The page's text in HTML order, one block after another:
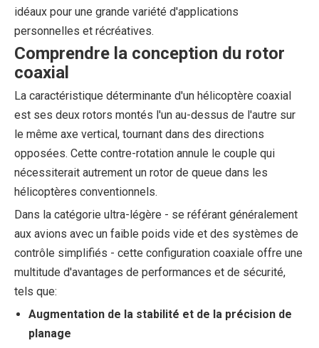
idéaux pour une grande variété d'applications
personnelles et récréatives.
Comprendre la conception du rotor
coaxial
La caractéristique déterminante d'un hélicoptère coaxial
est ses deux rotors montés l'un au-dessus de l'autre sur
le même axe vertical, tournant dans des directions
opposées. Cette contre-rotation annule le couple qui
nécessiterait autrement un rotor de queue dans les
hélicoptères conventionnels.
Dans la catégorie ultra-légère - se référant généralement
aux avions avec un faible poids vide et des systèmes de
contrôle simplifiés - cette configuration coaxiale offre une
multitude d'avantages de performances et de sécurité,
tels que:
Augmentation de la stabilité et de la précision de
planage